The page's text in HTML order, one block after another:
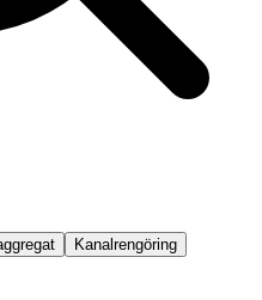
Kanalrengöring